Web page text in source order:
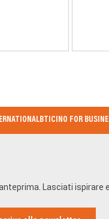
BTICINO FOR
Lasciati ispirare